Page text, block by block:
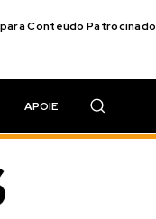
Conteúdo Patrocinado
APOIE